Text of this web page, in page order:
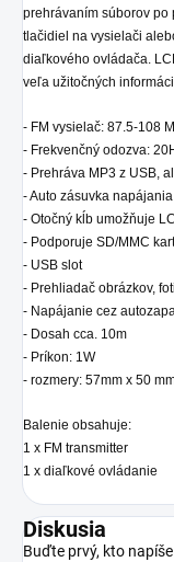
prehrávaním súborov po
tlačidiel na vysielači
diaľkového ovládača.
veľa užitočných
- FM vysielač: 87.5-108
- Frekvenčný odozva:
- Prehráva MP3 z USB,
- Auto zásuvka
- Otočný kĺb umožňuje
- Podporuje SD/MMC kart
- USB slot
- Prehliadač obrázkov,
- Napájanie cez
- Dosah cca. 10m
- Príkon: 1W
- rozmery: 57mm x 50
Balenie obsahuje:
1 x FM transmitter
1 x diaľkové ovládanie
Diskusia
Buďte prvý, kto